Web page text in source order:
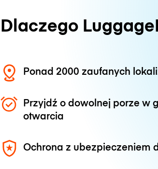
Dlaczego
Ponad 2000 zaufanych
Przyjdź o dowolnej porze w
otwarcia
Ochrona z ubezpieczeniem